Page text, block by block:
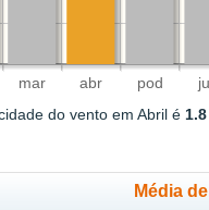
mar abr pod
do vento em Abril é
Média